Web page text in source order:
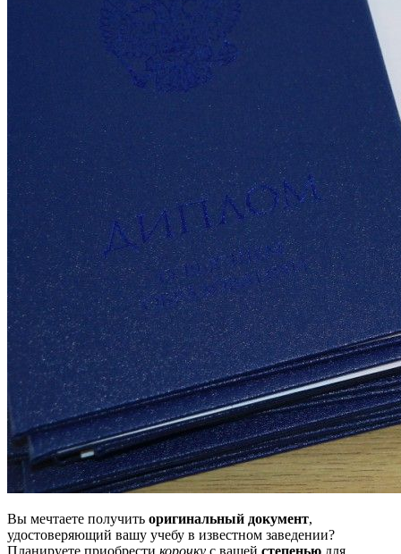
Вы мечтаете получить оригинальный документ,
удостоверяющий вашу учебу в известном заведении?
Планируете приобрести корочку с вашей степенью для